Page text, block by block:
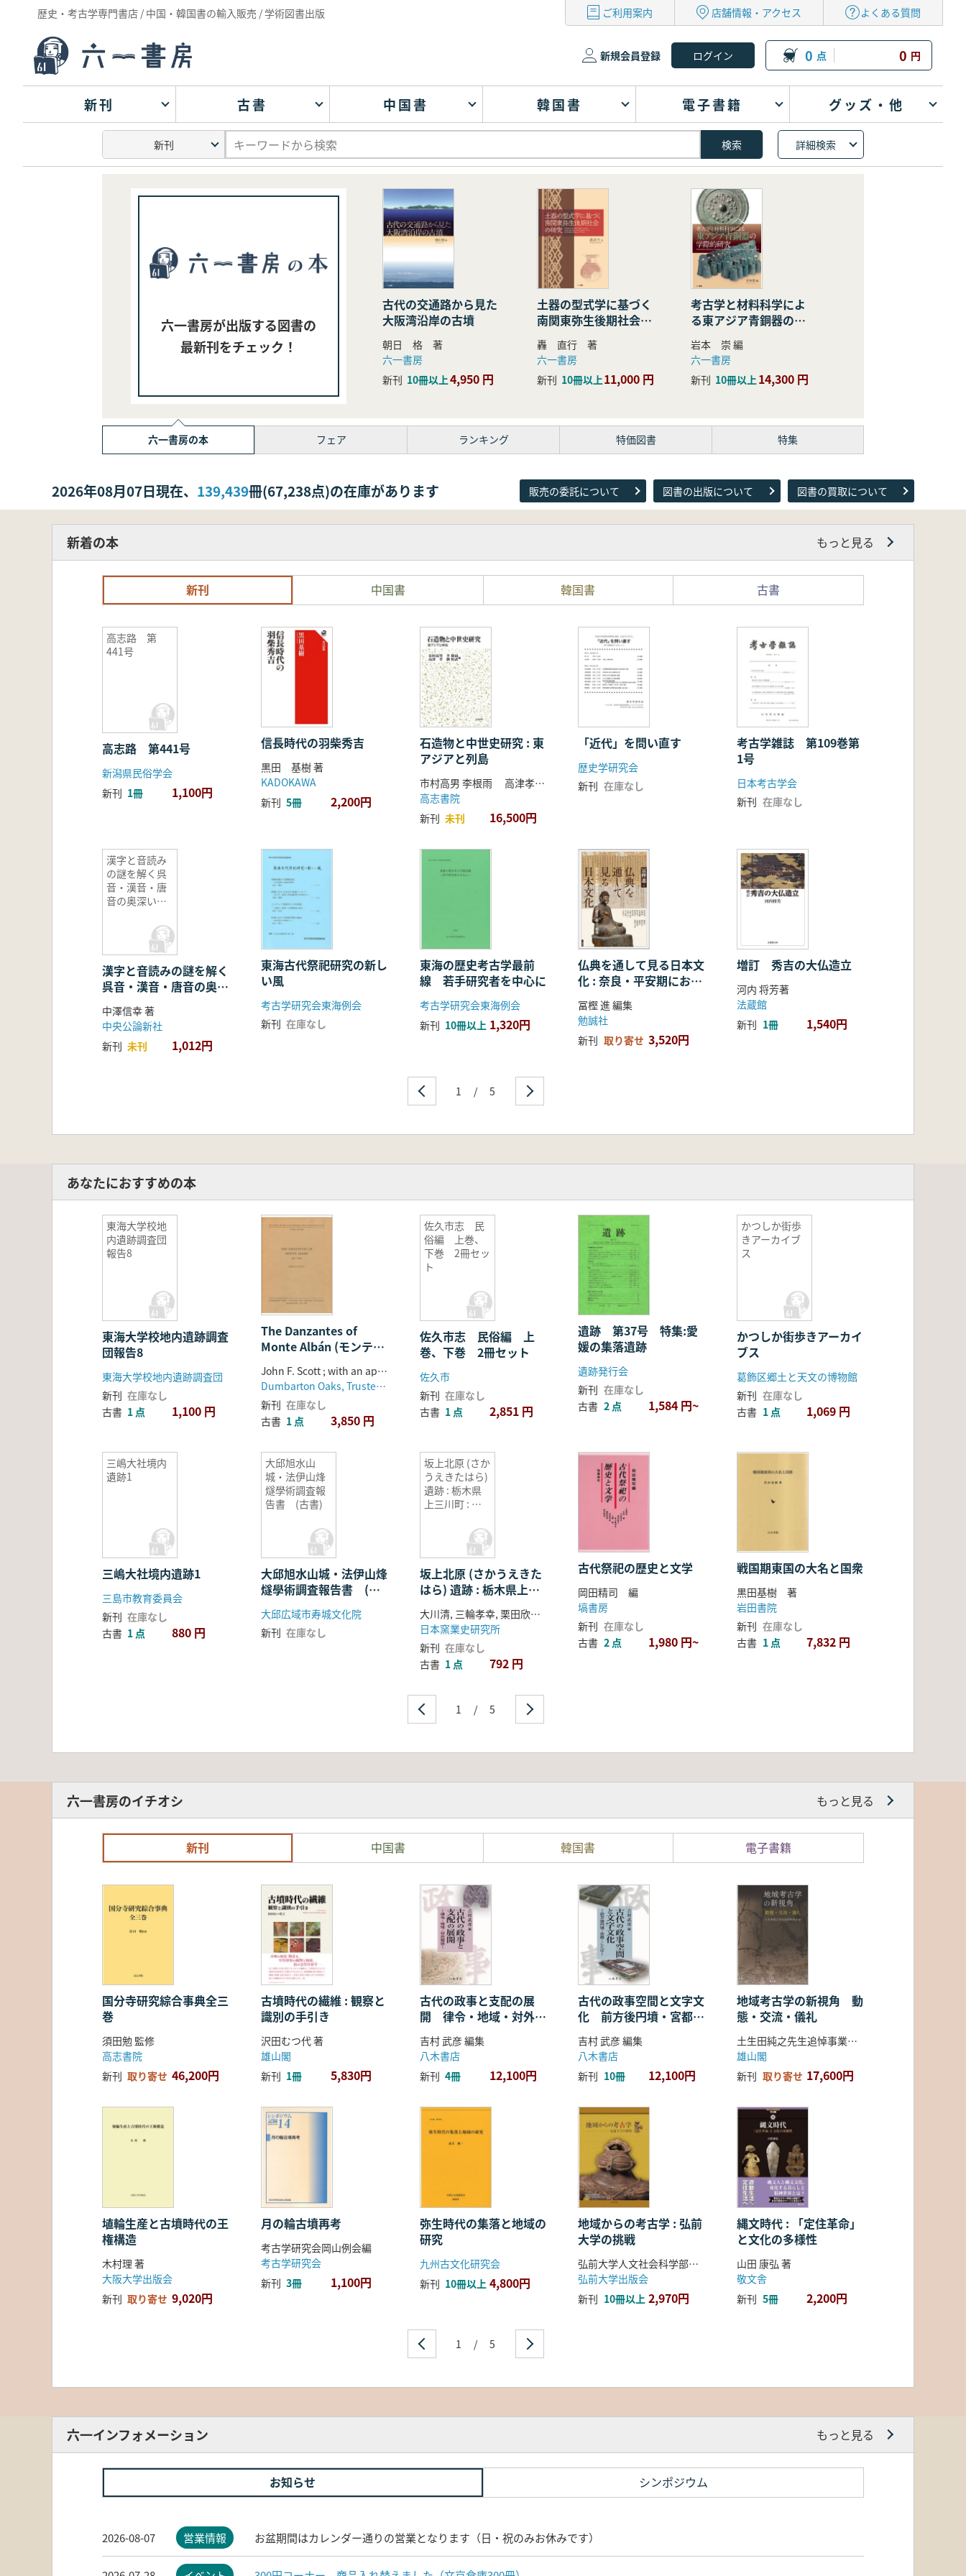
歴史・考古学専門書店 / 中国・韓国書の輸入販売 / 学術図書出版 ご利用案内 店舗情報・アクセス よくある質問
新規会員登録 0 点 0 円
新刊 古書 中国書 韓国書 電子書籍 グッズ・他
詳細検索
六一書房が出版する図書の
最新刊をチェック！
古代の交通路から見た
大阪湾沿岸の古墳
朝日 格 著
六一書房
新刊 10冊以上4,950 円
土器の型式学に基づく
南関東弥生後期社会の
研究
轟 直行 著
六一書房
新刊 10冊以上11,000 円
考古学と材料科学によ
る東アジア青銅器の学
際的研究
岩本 崇 編
六一書房
新刊 10冊以上14,300 円
六一書房の本 フェア ランキング 特価図書 特集
2026年08月07日現在、 139,439冊(67,238点)の在庫があります 販売の委託について 図書の出版について 図書の買取について
新着の本 もっと見る
新刊 中国書 韓国書 古書
高志路 第
441号
高志路 第441号
新潟県民俗学会
新刊 1冊 1,100円
信長時代の羽柴秀吉
黒田 基樹 著
KADOKAWA
新刊 5冊 2,200円
石造物と中世史研究 : 東
アジアと列島
市村高男 李根雨 高津孝 劉恒武 編
高志書院
新刊 未刊 16,500円
「近代」を問い直す
歴史学研究会
新刊 在庫なし
考古学雑誌 第109巻第
1号
日本考古学会
新刊 在庫なし
漢字と音読み
の謎を解く呉
音・漢音・唐
音の奥深い世
漢字と音読みの謎を解く
呉音・漢音・唐音の奥深
い世界
中澤信幸 著
中央公論新社
新刊 未刊 1,012円
東海古代祭祀研究の新し
い風
考古学研究会東海例会
新刊 在庫なし
東海の歴史考古学最前
線 若手研究者を中心に
考古学研究会東海例会
新刊 10冊以上 1,320円
仏典を通して見る日本文
化 : 奈良・平安期におけ
る仏教の受容・融合・展
開
冨樫 進 編集
勉誠社
新刊 取り寄せ 3,520円
増訂 秀吉の大仏造立
河内 将芳著
法蔵館
新刊 1冊 1,540円
1 / 5
あなたにおすすめの本
東海大学校地
内遺跡調査団
報告8
東海大学校地内遺跡調査
団報告8
東海大学校地内遺跡調査団
新刊 在庫なし
古書 1 点 1,100 円
The Danzantes of
Monte Albán (モンテ・
アルバンの踊り手たち)2
冊組
John F. Scott ; with an appendix by W.P. Hewitt
Dumbarton Oaks, Trustees for Harvard University
新刊 在庫なし
古書 1 点 3,850 円
佐久市志 民
俗編 上巻、
下巻 2冊セッ
ト
佐久市志 民俗編 上
巻、下巻 2冊セット
佐久市
新刊 在庫なし
古書 1 点 2,851 円
遺跡 第37号 特集:愛
媛の集落遺跡
遺跡発行会
新刊 在庫なし
古書 2 点 1,584 円~
かつしか街歩
きアーカイブ
ス
かつしか街歩きアーカイ
ブス
葛飾区郷土と天文の博物館
新刊 在庫なし
古書 1 点 1,069 円
三嶋大社境内
遺跡1
三嶋大社境内遺跡1
三島市教育委員会
新刊 在庫なし
古書 1 点 880 円
大邱旭水山
城・法伊山烽
燧學術調査報
告書 (古書)
大邱旭水山城・法伊山烽
燧學術調査報告書 (古
書)
大邱広域市寿城文化院
新刊 在庫なし
坂上北原 (さか
うえきたはら)
遺跡 : 栃木県
上三川町 : 東
増設に伴う埋
蔵文化財発掘
調査
坂上北原 (さかうえきた
はら) 遺跡 : 栃木県上三
川町 : 東プレ地区工場増
設に伴う埋蔵文化財発掘
調査
大川清, 三輪孝幸, 栗田欣行著
日本窯業史研究所
新刊 在庫なし
古書 1 点 792 円
古代祭祀の歴史と文学
岡田精司 編
塙書房
新刊 在庫なし
古書 2 点 1,980 円~
戦国期東国の大名と国衆
黒田基樹 著
岩田書院
新刊 在庫なし
古書 1 点 7,832 円
1 / 5
六一書房のイチオシ もっと見る
新刊 中国書 韓国書 電子書籍
国分寺研究綜合事典全三
巻
須田勉 監修
高志書院
新刊 取り寄せ 46,200円
古墳時代の繊維 : 観察と
識別の手引き
沢田むつ代 著
雄山閣
新刊 1冊 5,830円
古代の政事と支配の展
開 律令・地域・対外関
係
吉村 武彦 編集
八木書店
新刊 4冊 12,100円
古代の政事空間と文字文
化 前方後円墳・宮都・
ことば
吉村 武彦 編集
八木書店
新刊 10冊 12,100円
地域考古学の新視角 動
態・交流・儀礼
土生田純之先生追悼事業会 編
雄山閣
新刊 取り寄せ 17,600円
埴輪生産と古墳時代の王
権構造
木村理 著
大阪大学出版会
新刊 取り寄せ 9,020円
月の輪古墳再考
考古学研究会岡山例会編
考古学研究会
新刊 3冊 1,100円
弥生時代の集落と地域の
研究
九州古文化研究会
新刊 10冊以上 4,800円
地域からの考古学 : 弘前
大学の挑戦
弘前大学人文社会科学部北日本考古学研究センター 編
弘前大学出版会
新刊 10冊以上 2,970円
縄文時代 : 「定住革命」
と文化の多様性
山田 康弘 著
敬文舎
新刊 5冊 2,200円
1 / 5
六一インフォメーション もっと見る
お知らせ シンポジウム
2026-08-07 営業情報 お盆期間はカレンダー通りの営業となります（日・祝のみお休みです）